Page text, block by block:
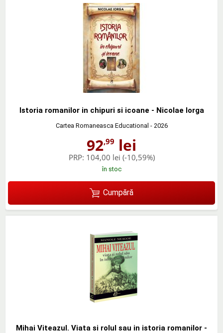
Istoria romanilor in chipuri si icoane - Nicolae Iorga
Cartea Romaneasca Educational - 2026
92,99 lei
PRP: 104,00 lei (-10,59%)
în stoc
Cumpără
Mihai Viteazul. Viata si rolul sau in istoria romanilor -